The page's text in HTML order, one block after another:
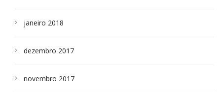
janeiro 2018
dezembro 2017
novembro 2017